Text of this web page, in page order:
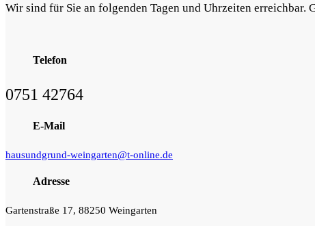
Wir sind für Sie an folgenden Tagen und Uhrzeiten erreichbar.
Telefon
0751 42764
E-Mail
hausundgrund-weingarten@t-online.de
Adresse
Gartenstraße 17, 88250 Weingarten